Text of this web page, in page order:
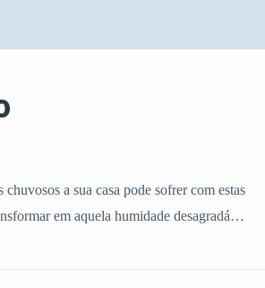
a sua casa pode sofrer com estas
em aquela humidade desagradável